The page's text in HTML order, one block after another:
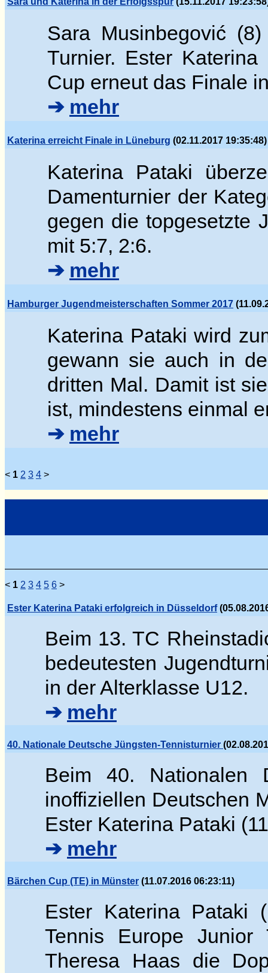
Sara Musinbegović (8)
Turnier. Ester
Cup erneut das Finale
➔ mehr
Katerina erreicht Finale in Lüneburg (02.11.2017 19:35:48)
Katerina Pataki
Damenturnier der
gegen die topgesetzte
mit 5:7, 2:6.
➔ mehr
Hamburger Jugendmeisterschaften Sommer 2017
Katerina Pataki wird
gewann sie auch in
dritten Mal. Damit ist
ist, mindestens einmal
➔ mehr
< 1 2 3 4 >
< 1 2 3 4 5 6 >
Ester Katerina Pataki erfolgreich in Düsseldorf
Beim 13. TC
bedeutesten
in der Alterklasse U12.
➔ mehr
40. Nationale Deutsche Jüngsten-Tennisturnier
Beim 40. Nationalen
inoffiziellen Deutschen
Ester Katerina Pataki
➔ mehr
Bärchen Cup (TE) in Münster (11.07.2016 06:23:11)
Ester Katerina Pataki
Tennis Europe Junior
Theresa Haas die